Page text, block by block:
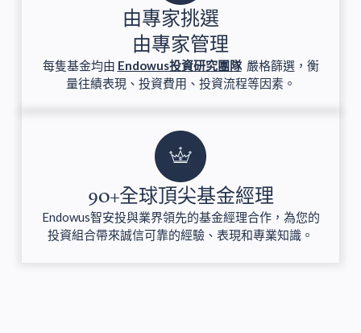
由專家挑選
由專家管理
每隻基金均由 Endowus投資研究團隊嚴格篩選，衡
量往績表現、投資費用、投資流程等因素。
90+全球頂尖基金經理
Endowus智安投與業界領先的基金經理合作，為您的
投資組合帶來誠信可靠的經驗、表現和專業知識。